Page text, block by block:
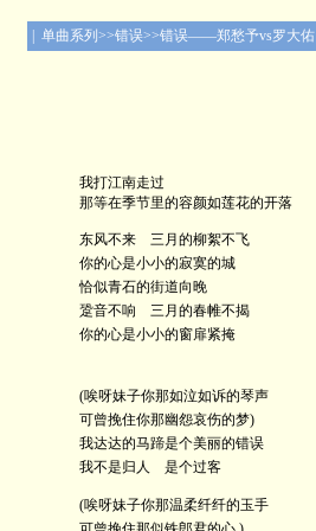
| 单曲系列>>错误>>错误——郑愁予vs罗大佑
我打江南走过
那等在季节里的容颜如莲花的开落
东风不来 三月的柳絮不飞
你的心是小小的寂寞的城
恰似青石的街道向晚
跫音不响 三月的春帷不揭
你的心是小小的窗扉紧掩
(唉呀妹子你那如泣如诉的琴声
可曾挽住你那幽怨哀伤的梦)
我达达的马蹄是个美丽的错误
我不是归人 是个过客
(唉呀妹子你那温柔纤纤的玉手